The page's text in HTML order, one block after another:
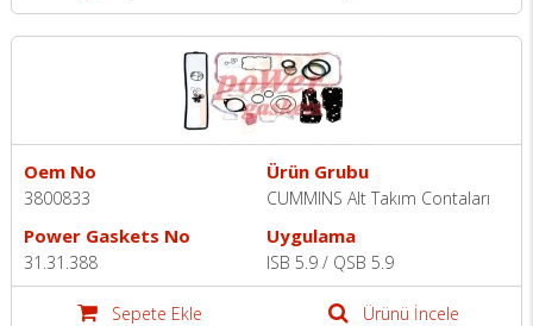
Oem No
3800833
Ürün Grubu
CUMMINS Alt Takım Contaları
Power Gaskets No
31.31.388
Uygulama
ISB 5.9 / QSB 5.9
Sepete Ekle Ürünü İncele